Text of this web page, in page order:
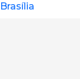
Brasília